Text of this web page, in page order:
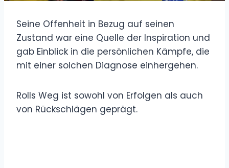
Seine Offenheit in Bezug auf seinen
Zustand war eine Quelle der Inspiration und
gab Einblick in die persönlichen Kämpfe, die
mit einer solchen Diagnose einhergehen.
Rolls Weg ist sowohl von Erfolgen als auch
von Rückschlägen geprägt.